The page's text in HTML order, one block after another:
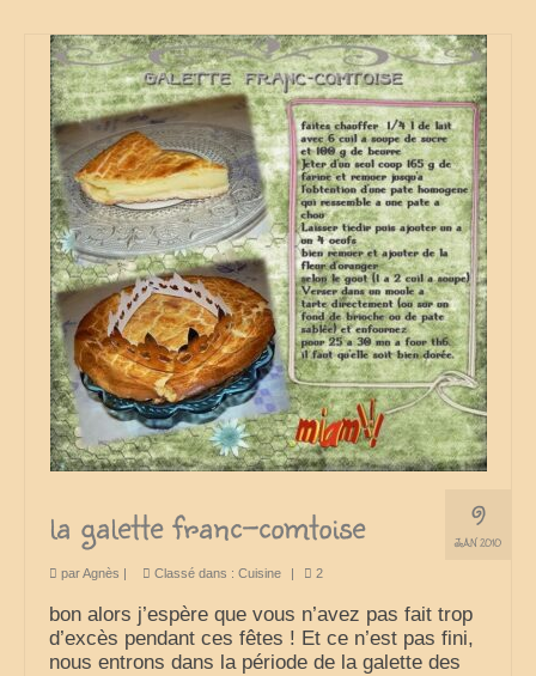
9
JAN 2010
la galette franc-comtoise
parAgnès | Classé dans : Cuisine | 2
bon alors j’espère que vous n’avez pas fait trop
d’excès pendant ces fêtes ! Et ce n’est pas fini,
nous entrons dans la période de la galette des